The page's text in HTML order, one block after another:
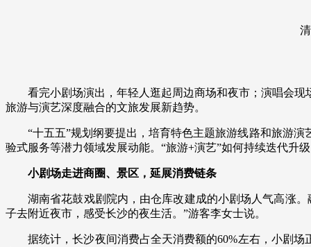
熊
VIP会员 CCTV奥林匹克频道
财经 教育 乡村振兴 生态环境 一带一路
大国智造
看完小剧场演出，年轻人逛起周边商场和夜市；演唱会
旅游与演艺深度融合的文旅发展新趋势。
“十五五”规划纲要提出，培育特色主题旅游线路和旅游
验式服务等潜力领域发展动能。“旅游+演艺”如何持续迭代升
小剧场走进商圈、景区，延展消费链条
湖南省花鼓戏剧院内，由仓库改建成的小剧场人气高涨
子去附近夜市，感受长沙的夜生活。”游客李女士说。
据统计，长沙夜间消费占全天消费额的60%左右，小剧